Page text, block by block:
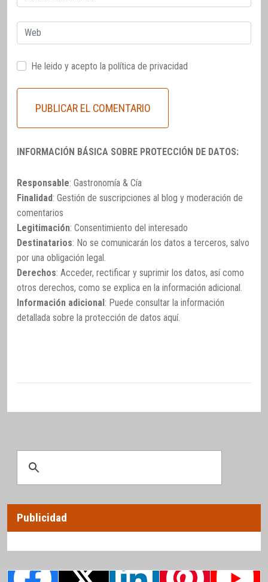
electrónico
Web
He leido y acepto la política de privacidad
INFORMACIÓN BÁSICA SOBRE PROTECCIÓN DE DATOS:
Responsable: Gastronomía & Cía
Finalidad: Gestión de suscripciones al blog y moderación de
comentarios
Legitimación: Consentimiento del interesado
Destinatarios: No se comunicarán los datos a terceros, salvo
por una obligación legal.
Derechos: Acceder, rectificar y suprimir los datos, así como
otros derechos, como se explica en la información adicional.
Información adicional: Puede consultar la información
detallada sobre la protección de datos aquí.
Publicidad